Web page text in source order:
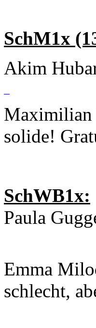
SchM1x
Akim
Maximilian
solide!
SchWB1x:
Paula
Emma
schlecht,